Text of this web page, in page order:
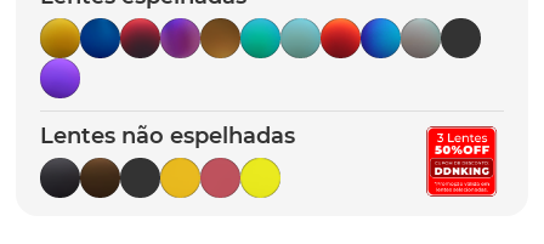
Lentes não espelhadas
5º chaves
6º t-shock
7º latch
8º gasket
9º parafusos